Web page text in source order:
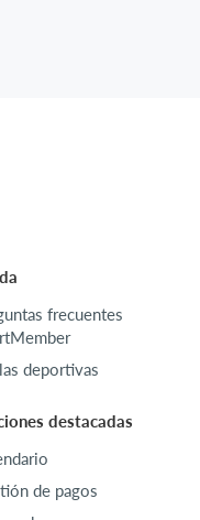
frecuentes
deportivas
destacadas
de pagos